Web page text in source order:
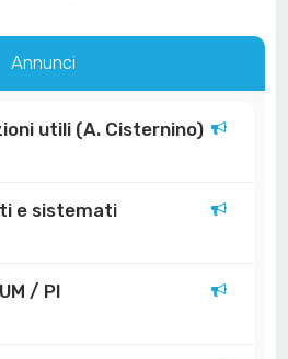
Annunci
utili (A. Cisternino)
e sistemati
/ PI